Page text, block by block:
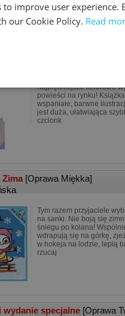
Exupéry
najpiękniejsze kolorowe
powieści na rynku!
wspaniałe, barwne
jest duża, ułatwiająca
czcionk
Zima [Oprawa Miękka]
Tym razem przyjaciele
na sanki. Nie boją się
śniegu po kolana!
wdrapują się na górkę,
w hokeja na lodzie, lepią
rzucaj
wydanie specjalne [Oprawa
to improve user
our Cookie Policy. Read